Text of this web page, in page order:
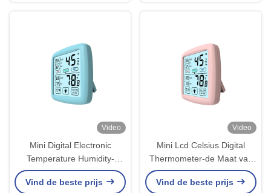
Video
Mini Digital Electronic
Temperature Humidity-
Metermeetapparaat met
Alarmsensor
Vind de beste prijs
Video
Mini Lcd Celsius Digital
Thermometer-de Maat van
de de Vochtigheidsmeter van
de Hygrometertemperatuur
Vind de beste prijs